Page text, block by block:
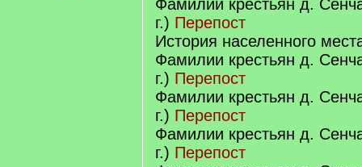
Фамилии крестьян д.
г.) Перепост
История населенного
Фамилии крестьян д.
г.) Перепост
Фамилии крестьян д.
г.) Перепост
Фамилии крестьян д.
г.) Перепост